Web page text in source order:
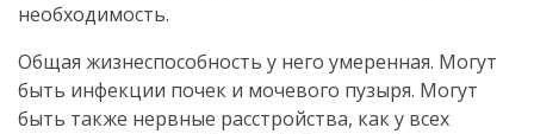
необходимость.
Общая жизнеспособность у него умеренная. Могут
быть инфекции почек и мочевого пузыря. Могут
быть также нервные расстройства, как у всех